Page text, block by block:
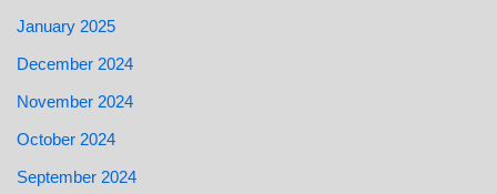
January 2025
December 2024
November 2024
October 2024
September 2024